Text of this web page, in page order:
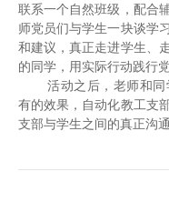
联系一个自然班级，配合
师党员们与学生一块谈学
和建议，真正走进学生、
的同学，用实际行动践行
活动之后，老师和
有的效果，自动化教工支
支部与学生之间的真正沟